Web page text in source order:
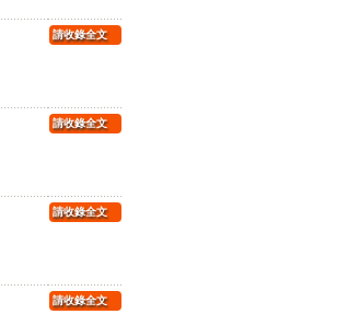
請收錄全文
請收錄全文
請收錄全文
請收錄全文